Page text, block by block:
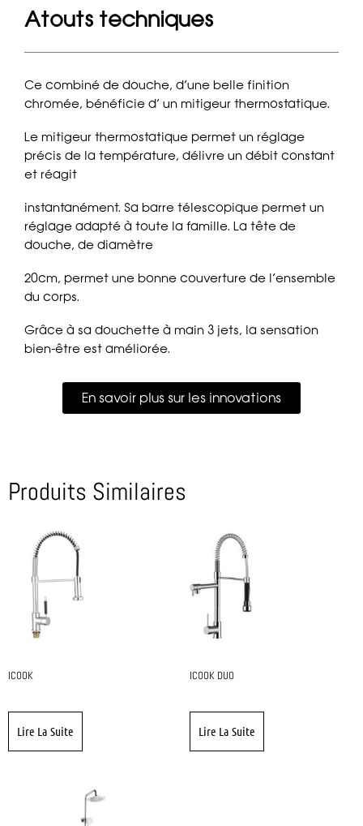
Atouts techniques
Ce combiné de douche, d’une belle finition
chromée, bénéficie d’ un mitigeur thermostatique.
Le mitigeur thermostatique permet un réglage
précis de la température, délivre un débit constant
et réagit
instantanément. Sa barre télescopique permet un
réglage adapté à toute la famille. La tête de
douche, de diamètre
20cm, permet une bonne couverture de l’ensemble
du corps.
Grâce à sa douchette à main 3 jets, la sensation
bien-être est améliorée.
En savoir plus sur les innovations
Produits Similaires
ICOOK
Lire La Suite
ICOOK DUO
Lire La Suite